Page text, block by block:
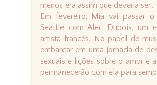
menos era assim que deveria ser...
Em fevereiro, Mia vai passar
Seattle com Alec Dubois, um
artista francês. No papel de
embarcar em uma jornada de
sexuais e lições sobre o amor e
permanecerão com ela para